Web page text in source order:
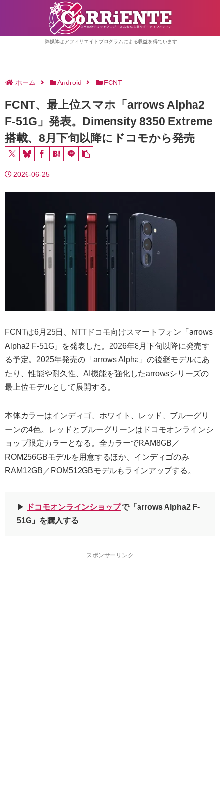
弊媒体はアフィリエイトプログラムによる収益を得ています
ホーム Android FCNT
FCNT、最上位スマホ「arrows Alpha2
F-51G」発表。Dimensity 8350 Extreme
搭載、8月下旬以降にドコモから発売
2026-06-25
FCNTは6月25日、NTTドコモ向けスマートフォン「arrows
Alpha2 F-51G」を発表した。2026年8月下旬以降に発売す
る予定。2025年発売の「arrows Alpha」の後継モデルにあ
たり、性能や耐久性、AI機能を強化したarrowsシリーズの
最上位モデルとして展開する。
本体カラーはインディゴ、ホワイト、レッド、ブルーグリ
ーンの4色。レッドとブルーグリーンはドコモオンラインシ
ョップ限定カラーとなる。全カラーでRAM8GB／
ROM256GBモデルを用意するほか、インディゴのみ
RAM12GB／ROM512GBモデルもラインアップする。
▶︎ ドコモオンラインショップで「arrows Alpha2 F-
51G」を購入する
スポンサーリンク